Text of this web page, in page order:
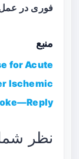
فوری در
منبع
for Acute
Ischemic
نظر